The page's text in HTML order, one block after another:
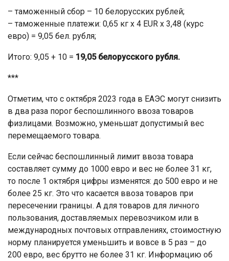
– таможенный сбор – 10 белорусских рублей;
– таможенные платежи: 0,65 кг х 4 EUR х 3,48 (курс
евро) = 9,05 бел. рубля;
Итого: 9,05 + 10 = 19,05 белорусского рубля.
***
Отметим, что с октября 2023 года в ЕАЭС могут снизить
в два раза порог беспошлинного ввоза товаров
физлицами. Возможно, уменьшат допустимый вес
перемещаемого товара.
Если сейчас беспошлинный лимит ввоза товара
составляет сумму до 1000 евро и вес не более 31 кг,
то после 1 октября цифры изменятся: до 500 евро и не
более 25 кг. Это что касается ввоза товаров при
пересечении границы. А для товаров для личного
пользования, доставляемых перевозчиком или в
международных почтовых отправлениях, стоимостную
норму планируется уменьшить и вовсе в 5 раз – до
200 евро, вес брутто не более 31 кг. Информацию об